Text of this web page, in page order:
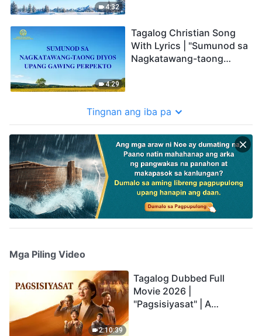
4:32
4:29
Tagalog Christian Song
With Lyrics | "Sumunod sa
Nagkatawang-taong
Tingnan ang iba pa
Mga Piling Video
2:10:39
Tagalog Dubbed Full
Movie 2026 |
"Pagsisiyasat" | A